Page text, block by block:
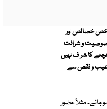
اخص خصائص اور
خصوصیت و شرافت
کا شر ف نہیں
عیب و نقص سے
مثلاً حضور